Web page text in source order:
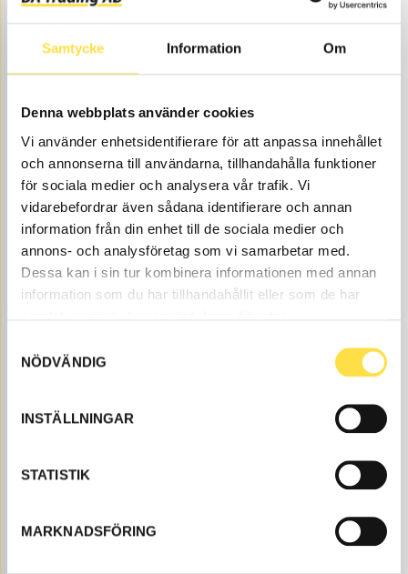
Samtycke Information Om
Denna webbplats använder cookies
Vi använder enhetsidentifierare för att anpassa innehållet
och annonserna till användarna, tillhandahålla funktioner
för sociala medier och analysera vår trafik. Vi
vidarebefordrar även sådana identifierare och annan
information från din enhet till de sociala medier och
annons- och analysföretag som vi samarbetar med.
Dessa kan i sin tur kombinera informationen med annan
information som du har tillhandahållit eller som de har
NÖDVÄNDIG
INSTÄLLNINGAR
STATISTIK
MARKNADSFÖRING
GRENRÖR D42
GR418 Ref. nr785418 MO -50857
Pris exkl.
2 160.00
Beställningsvara, 1-2 dagar ÅTGÅR
KÖP
SLUTRÖR
Åtgår1